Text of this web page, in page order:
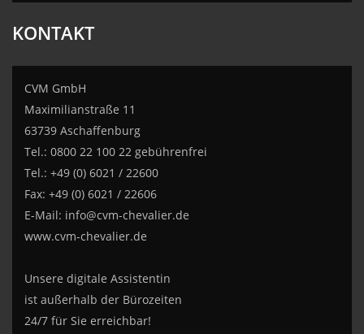
KONTAKT
CVM GmbH
Maximilianstraße 11
63739 Aschaffenburg
Tel.: 0800 22 100 22 gebührenfrei
Tel.: +49 (0) 6021 / 22600
Fax: +49 (0) 6021 / 22606
E-Mail: info@cvm-chevalier.de
www.cvm-chevalier.de
Unsere digitale Assistentin
ist außerhalb der Bürozeiten
24/7 für Sie erreichbar!